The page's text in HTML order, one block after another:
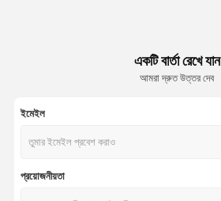
একটি বার্তা রেখে যান
আমরা দ্রুত উত্তর দেব
ইমেইল
প্রয়োজনীয়তা